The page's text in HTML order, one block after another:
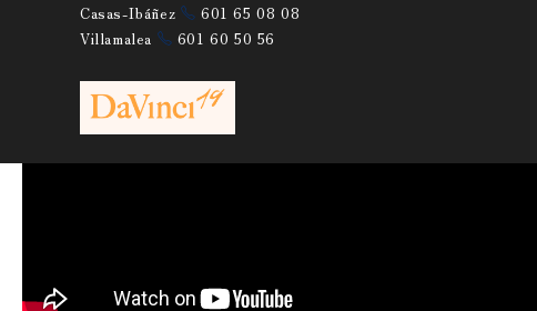
Casas-Ibáñez
601 65 08 08
Villamalea
601 60 50 56
P3